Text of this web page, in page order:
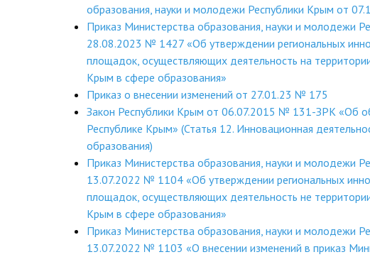
образования, науки и молодежи Республики Крым от
Приказ Министерства образования, науки и молодежи
28.08.2023 № 1427 «Об утверждении региональных
площадок, осуществляющих деятельность на
Крым в сфере образования»
Приказ о внесении изменений от 27.01.23 № 175
Закон Республики Крым от 06.07.2015 № 131-ЗРК «Об
Республике Крым» (Статья 12. Инновационная
образования)
Приказ Министерства образования, науки и молодежи
13.07.2022 № 1104 «Об утверждении региональных
площадок, осуществляющих деятельность не
Крым в сфере образования»
Приказ Министерства образования, науки и молодежи
13.07.2022 № 1103 «О внесении изменений в приказ